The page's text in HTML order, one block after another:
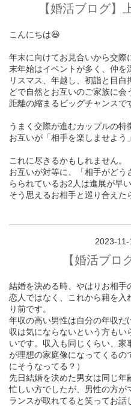
【婚活ブログ】
こんにちは😃
年末に向けてお見合いから交際
末年始はイベントが多く、仲を
リスマス、年越し、初詣と目
どで自然とお互いのご家族に
距離の縮まるビッグチャンス
うまく交際が進むカップルの
お互いが「相手を楽しませよう
これに尽きるかもしれません。
お互いが対等に、「相手がどう
らられているお2人は進展が早い
そう思えるお相手と巡り合えた
2023-
【婚活ブロ
結婚を決める時、やはりお相手
恋人ではなく、これから籍を入
り前です。
年収の高い男性は自分の年収
収は気にならないという方も
いです。収入も同じくらい、
が理想の家庭像になってくる
にそうなってる？）
先日結婚を決めた男女は同じ
忙しい方でしたが、男性の方
ランスが取れてると笑ってお話